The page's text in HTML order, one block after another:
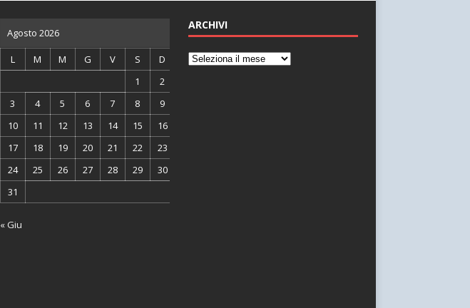
Agosto 2026
L M M G V S
D
1
2
3
4 5 6 7 8
9
10
11 12 13 14 15
16
17
18 19 20 21 22
23
24
25 26 27 28 29
30
31
« Giu
ARCHIVI